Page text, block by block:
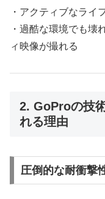
・アクティブなライ
・過酷な環境でも壊
ィ映像が撮れる
2. GoProの技
れる理由
圧倒的な耐衝撃